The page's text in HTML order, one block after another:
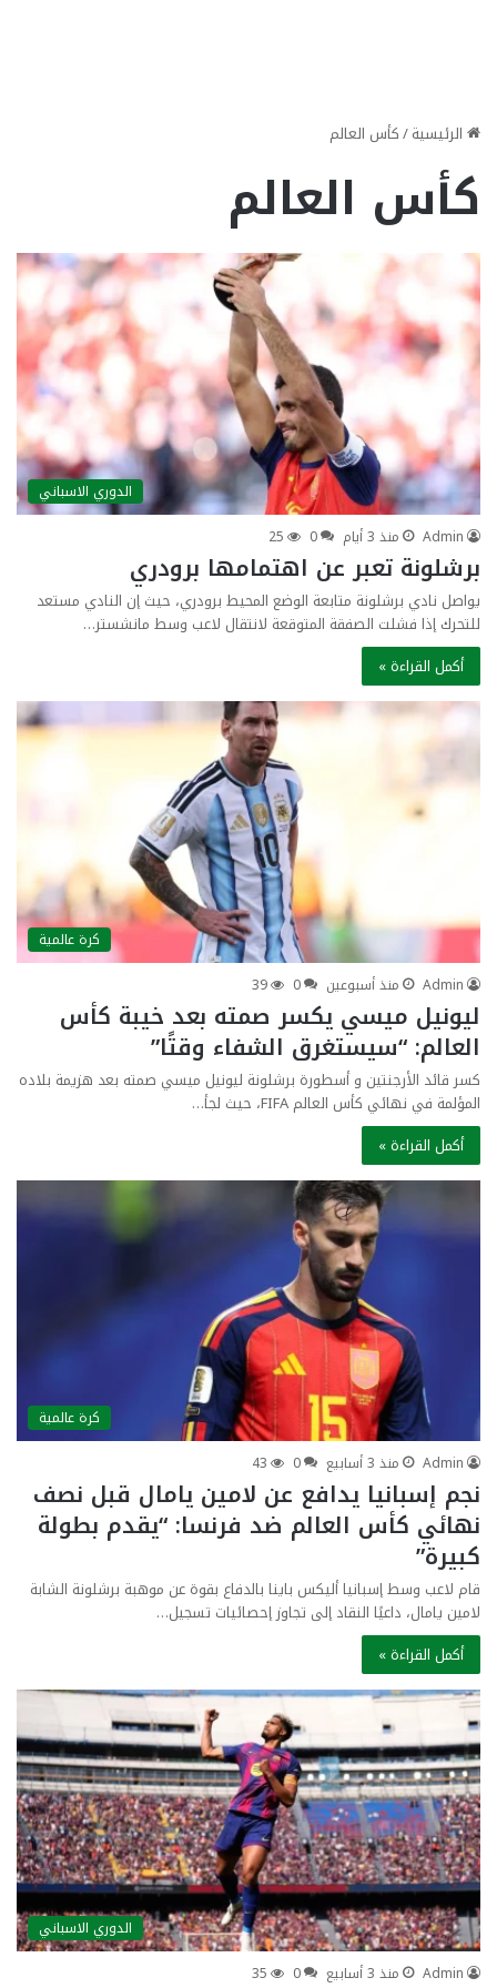
الرئيسية/كأس العالم
كأس العالم
الدوري الاسباني
Admin
منذ 3 أيام 0
25
برشلونة تعبر عن اهتمامها برودري
يواصل نادي برشلونة متابعة الوضع المحيط برودري، حيث إن النادي مستعد
للتحرك إذا فشلت الصفقة المتوقعة لانتقال لاعب وسط مانشستر…
أكمل القراءة »
كرة عالمية
Admin
منذ أسبوعين 0
39
ليونيل ميسي يكسر صمته بعد خيبة كأس
العالم: “سيستغرق الشفاء وقتًا”
كسر قائد الأرجنتين و أسطورة برشلونة ليونيل ميسي صمته بعد هزيمة بلاده
المؤلمة في نهائي كأس العالم FIFA، حيث لجأ…
أكمل القراءة »
كرة عالمية
Admin
منذ 3 أسابيع 0
43
نجم إسبانيا يدافع عن لامين يامال قبل نصف
نهائي كأس العالم ضد فرنسا: “يقدم بطولة
كبيرة”
قام لاعب وسط إسبانيا أليكس باينا بالدفاع بقوة عن موهبة برشلونة الشابة
لامين يامال، داعيًا النقاد إلى تجاوز إحصائيات تسجيل…
أكمل القراءة »
الدوري الاسباني
Admin
منذ 3 أسابيع 0
35